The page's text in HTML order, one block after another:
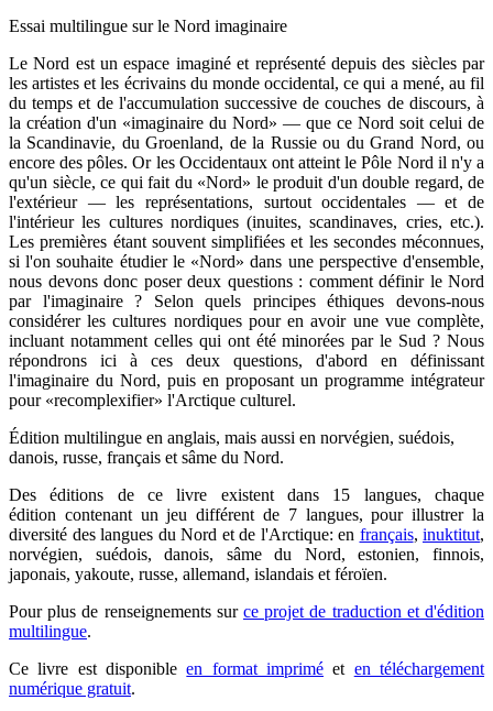
Essai multilingue sur le Nord imaginaire
Le Nord est un espace imaginé et représenté depuis des siècles par
les artistes et les écrivains du monde occidental, ce qui a mené, au fil
du temps et de l'accumulation successive de couches de discours, à
la création d'un «imaginaire du Nord» — que ce Nord soit celui de
la Scandinavie, du Groenland, de la Russie ou du Grand Nord, ou
encore des pôles. Or les Occidentaux ont atteint le Pôle Nord il n'y a
qu'un siècle, ce qui fait du «Nord» le produit d'un double regard, de
l'extérieur — les représentations, surtout occidentales — et de
l'intérieur les cultures nordiques (inuites, scandinaves, cries, etc.).
Les premières étant souvent simplifiées et les secondes méconnues,
si l'on souhaite étudier le «Nord» dans une perspective d'ensemble,
nous devons donc poser deux questions : comment définir le Nord
par l'imaginaire ? Selon quels principes éthiques devons-nous
considérer les cultures nordiques pour en avoir une vue complète,
incluant notamment celles qui ont été minorées par le Sud ? Nous
répondrons ici à ces deux questions, d'abord en définissant
l'imaginaire du Nord, puis en proposant un programme intégrateur
pour «recomplexifier» l'Arctique culturel.
Édition multilingue en anglais, mais aussi en norvégien, suédois,
danois, russe, français et sâme du Nord.
Des éditions de ce livre existent dans 15 langues, chaque
édition contenant un jeu différent de 7 langues, pour illustrer la
diversité des langues du Nord et de l'Arctique: en français, inuktitut,
norvégien, suédois, danois, sâme du Nord, estonien, finnois,
japonais, yakoute, russe, allemand, islandais et féroïen.
Pour plus de renseignements sur ce projet de traduction et d'édition
multilingue.
Ce livre est disponibleen format imprimé et en téléchargement
numérique gratuit.